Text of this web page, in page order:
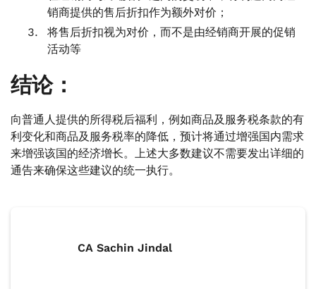
销商提供的售后折扣作为额外对价；
将售后折扣视为对价，而不是由经销商开展的促销
活动等
结论：
向普通人提供的所得税后福利，例如商品及服务税条款的有
利变化和商品及服务税率的降低，预计将通过增强国内需求
来增强该国的经济增长。上述大多数建议不需要发出详细的
通告来确保这些建议的统一执行。
CA Sachin Jindal